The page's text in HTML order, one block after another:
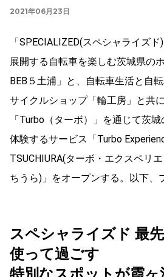
2021年06月23日
「SPECIALIZED(スペシャライズ
展開する自転車を楽しむ茨城県の
BEB５土浦」と、自転車生活と自
サイクルショップ「輪工房」と共に
「Turbo（ターボ）」を通じて茨
体験するサービス「Turbo
TSUCHIURA(ターボ・エクスペリ
ちうら)」をオープンする。以下、
スペシャライズド 最
使って過ごす